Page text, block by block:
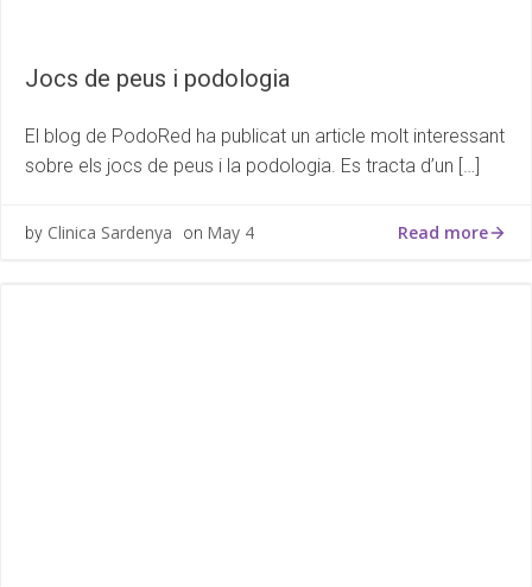
Jocs de peus i podologia
El blog de PodoRed ha publicat un article molt interessant
sobre els jocs de peus i la podologia. Es tracta d’un […]
by Clinica Sardenya on May 4 Read more